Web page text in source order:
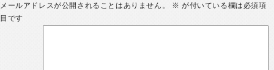
メールアドレスが公開されることはありません。
※ が付いている欄は必須項
目です